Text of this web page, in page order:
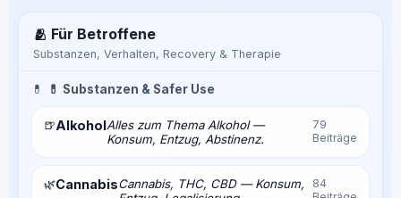
🫂 Für Betroffene
Substanzen, Verhalten, Recovery & Therapie
💊 💊 Substanzen & Safer Use
🍺AlkoholAlles zum Thema Alkohol —
Konsum, Entzug, Abstinenz.
79
Beiträge
🌿CannabisCannabis, THC, CBD — Konsum,
84